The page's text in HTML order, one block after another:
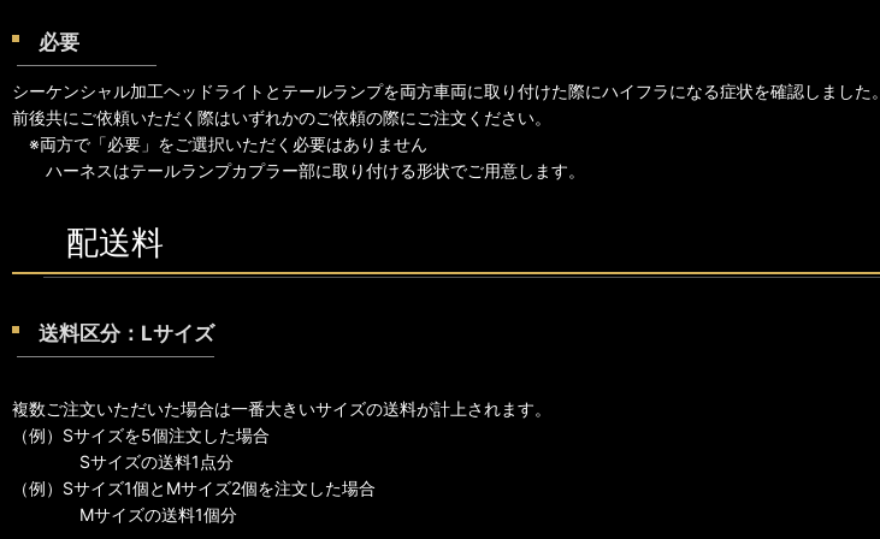
必要
シーケンシャル加工ヘッドライトとテールランプを両方車両に取り付けた際にハイフラになる症状を確認しました。
前後共にご依頼いただく際はいずれかのご依頼の際にご注文ください。
※両方で「必要」をご選択いただく必要はありません
ハーネスはテールランプカプラー部に取り付ける形状でご用意します。
配送料
送料区分：Lサイズ
複数ご注文いただいた場合は一番大きいサイズの送料が計上されます。
（例）Sサイズを5個注文した場合
Sサイズの送料1点分
（例）Sサイズ1個とMサイズ2個を注文した場合
Mサイズの送料1個分